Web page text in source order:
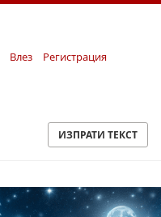
Влез Регистрация
ИЗПРАТИ ТЕКСТ